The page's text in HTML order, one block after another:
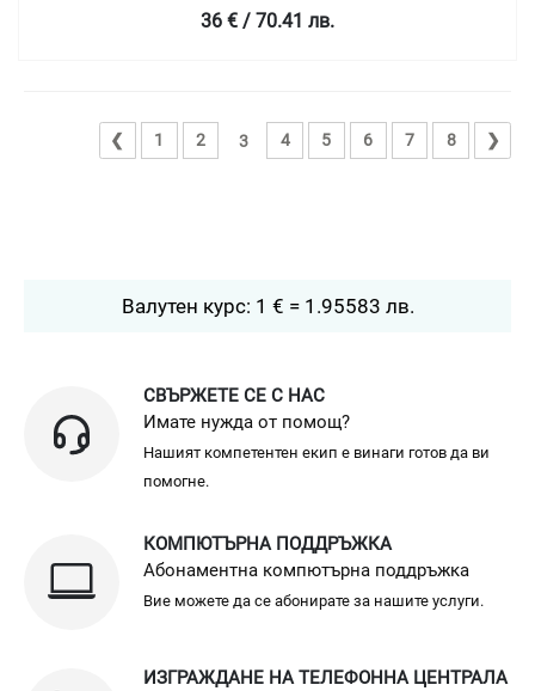
36 € / 70.41 лв.
❮ 1 2 3 4 5 6 7 8 ❯
Валутен курс: 1 € = 1.95583 лв.
СВЪРЖЕТЕ СЕ С НАС
Имате нужда от помощ?
Нашият компетентен екип е винаги готов да ви
помогне.
КОМПЮТЪРНА ПОДДРЪЖКА
Абонаментна компютърна поддръжка
Вие можете да се абонирате за нашите услуги.
ИЗГРАЖДАНЕ НА ТЕЛЕФОННА ЦЕНТРАЛА